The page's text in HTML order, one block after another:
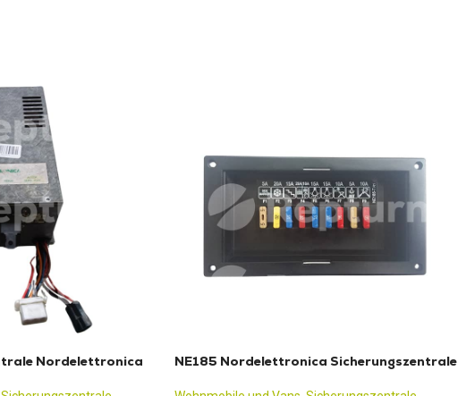
Nordelettronica NE185 Nordelettronica Sicherungszentrale